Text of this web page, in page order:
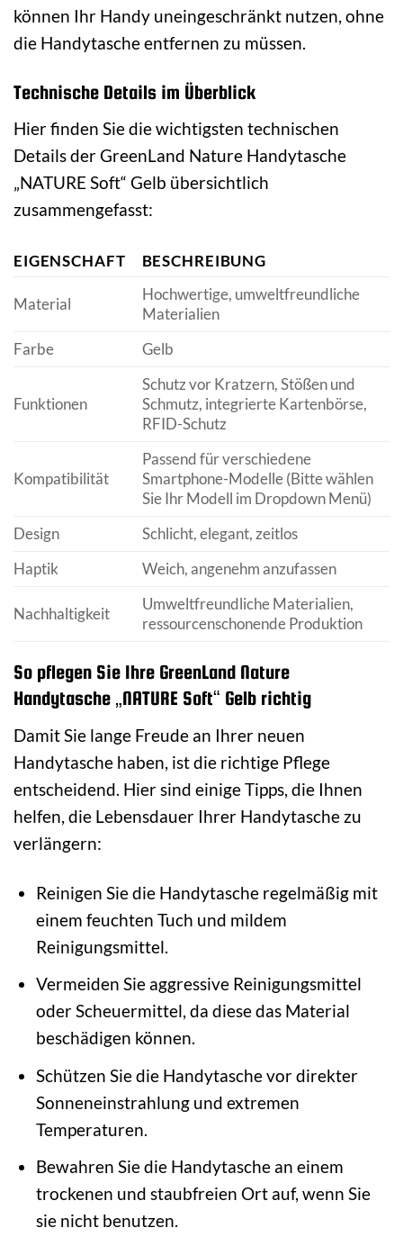
können Ihr Handy uneingeschränkt nutzen, ohne
die Handytasche entfernen zu müssen.
Technische Details im Überblick
Hier finden Sie die wichtigsten technischen
Details der GreenLand Nature Handytasche
„NATURE Soft“ Gelb übersichtlich
zusammengefasst:
EIGENSCHAFT BESCHREIBUNG
Material
Hochwertige, umweltfreundliche
Materialien
Farbe
Gelb
Funktionen
Schutz vor Kratzern, Stößen und
Schmutz, integrierte Kartenbörse,
RFID-Schutz
Kompatibilität
Passend für verschiedene
Smartphone-Modelle (Bitte wählen
Sie Ihr Modell im Dropdown Menü)
Design
Schlicht, elegant, zeitlos
Haptik
Weich, angenehm anzufassen
Nachhaltigkeit
Umweltfreundliche Materialien,
ressourcenschonende Produktion
So pflegen Sie Ihre GreenLand Nature
Handytasche „NATURE Soft“ Gelb richtig
Damit Sie lange Freude an Ihrer neuen
Handytasche haben, ist die richtige Pflege
entscheidend. Hier sind einige Tipps, die Ihnen
helfen, die Lebensdauer Ihrer Handytasche zu
verlängern:
Reinigen Sie die Handytasche regelmäßig mit
einem feuchten Tuch und mildem
Reinigungsmittel.
Vermeiden Sie aggressive Reinigungsmittel
oder Scheuermittel, da diese das Material
beschädigen können.
Schützen Sie die Handytasche vor direkter
Sonneneinstrahlung und extremen
Temperaturen.
Bewahren Sie die Handytasche an einem
trockenen und staubfreien Ort auf, wenn Sie
sie nicht benutzen.